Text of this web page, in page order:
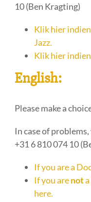
10 (Ben Kragting)
Klik hier
Jazz.
Klik hier
English:
Please make a
In case of
+31 6 810 074 10
If you are a
If you arenota
here.